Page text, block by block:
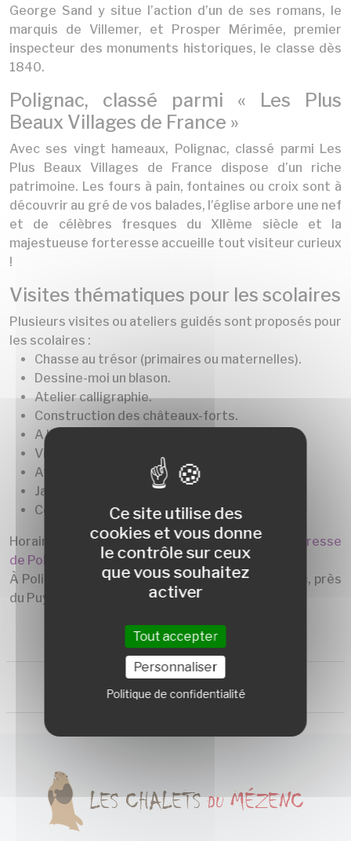
George Sand y situe l’action d’un de ses romans, le
marquis de Villemer, et Prosper Mérimée, premier
inspecteur des monuments historiques, le classe dès
1840.
Polignac, classé parmi « Les Plus
Beaux Villages de France »
Avec ses vingt hameaux, Polignac, classé parmi Les
Plus Beaux Villages de France dispose d’un riche
patrimoine. Les fours à pain, fontaines ou croix sont à
découvrir au gré de vos balades, l’église arbore une nef
et de célèbres fresques du XIIème siècle et la
majestueuse forteresse accueille tout visiteur curieux
!
Visites thématiques pour les scolaires
Plusieurs visites ou ateliers guidés sont proposés pour
les scolaires :
Chasse au trésor (primaires ou maternelles).
Dessine-moi un blason.
Atelier calligraphie.
Construction des châteaux-forts.
A la découverte du feu.
Visite guidée pédagogique.
Atelier forge et armes.
Jardin des sens (maternelles).
Couleurs au Moyen-Âge.
Horaires, tarifs, renseignements divers :
Forteresse
de Polignac
- tel : 04 71 04 06 04.
À Polignac, à 40 minutes des Chalets du Mézenc, près
du Puy en Velay.
Ce site utilise des
cookies et vous donne
le contrôle sur ceux
que vous souhaitez
activer
Tout accepter
Personnaliser
Politique de confidentialité